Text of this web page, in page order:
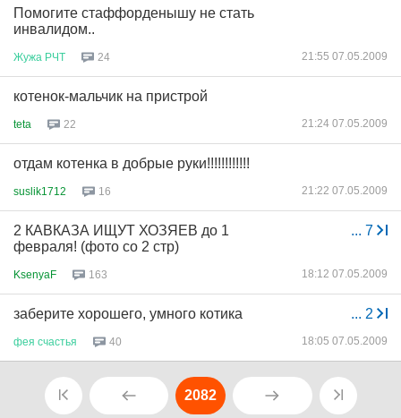
Помогите стаффорденышу не стать
инвалидом..
Жужа РЧТ 24 21:55 07.05.2009
котенок-мальчик на пристрой
teta 22 21:24 07.05.2009
отдам котенка в добрые руки!!!!!!!!!!!!
suslik1712 16 21:22 07.05.2009
... 7
2 КАВКАЗА ИЩУТ ХОЗЯЕВ до 1
февраля! (фото со 2 стр)
KsenyaF 163 18:12 07.05.2009
... 2
заберите хорошего, умного котика
фея счастья 40 18:05 07.05.2009
2082